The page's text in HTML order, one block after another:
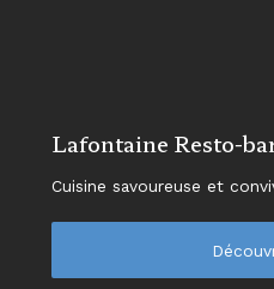
Lafontaine Resto-
Cuisine savoureuse et